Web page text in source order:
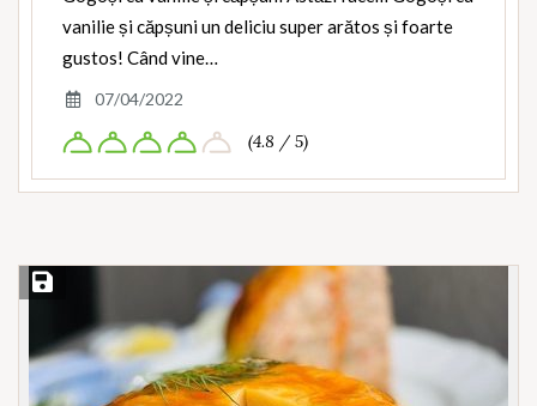
vanilie și căpșuni un deliciu super arătos și foarte
gustos! Când vine…
07/04/2022
(4.8 / 5)
Save Recipe